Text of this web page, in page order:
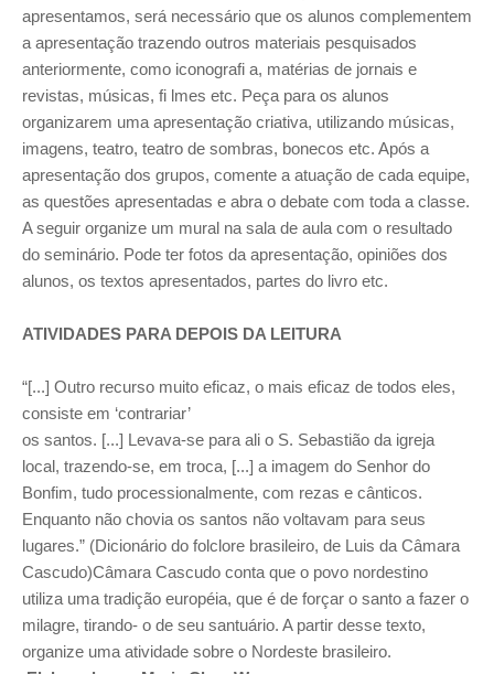
apresentamos, será necessário que os alunos complementem
a apresentação trazendo outros materiais pesquisados
anteriormente, como iconografi a, matérias de jornais e
revistas, músicas, fi lmes etc. Peça para os alunos
organizarem uma apresentação criativa, utilizando músicas,
imagens, teatro, teatro de sombras, bonecos etc. Após a
apresentação dos grupos, comente a atuação de cada equipe,
as questões apresentadas e abra o debate com toda a classe.
A seguir organize um mural na sala de aula com o resultado
do seminário. Pode ter fotos da apresentação, opiniões dos
alunos, os textos apresentados, partes do livro etc.
ATIVIDADES PARA DEPOIS DA LEITURA
“[...] Outro recurso muito eficaz, o mais eficaz de todos eles,
consiste em ‘contrariar’
os santos. [...] Levava-se para ali o S. Sebastião da igreja
local, trazendo-se, em troca, [...] a imagem do Senhor do
Bonfim, tudo processionalmente, com rezas e cânticos.
Enquanto não chovia os santos não voltavam para seus
lugares.” (Dicionário do folclore brasileiro, de Luis da Câmara
Cascudo)Câmara Cascudo conta que o povo nordestino
utiliza uma tradição européia, que é de forçar o santo a fazer o
milagre, tirando- o de seu santuário. A partir desse texto,
organize uma atividade sobre o Nordeste brasileiro.